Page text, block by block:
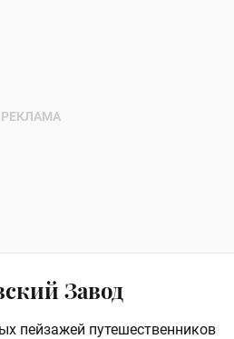
Завод
пейзажей путешественников